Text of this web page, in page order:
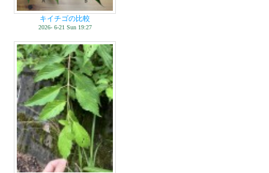
キイチゴの比較
2026- 6-21 Sun 19:27